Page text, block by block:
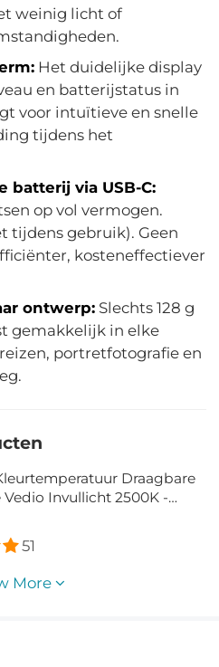
weinig licht of
Het duidelijke display
en batterijstatus in
voor intuïtieve en snelle
tijdens het
batterij via USB-C:
op vol vermogen.
tijdens gebruik). Geen
kosteneffectiever
ontwerp: Slechts 128 g
gemakkelijk in elke
portretfotografie en
Draagbare
Vedio Invullicht 2500K -
2000mAh Batterij 15
Licht Aanpassen Verbeter
Zwart
51
More